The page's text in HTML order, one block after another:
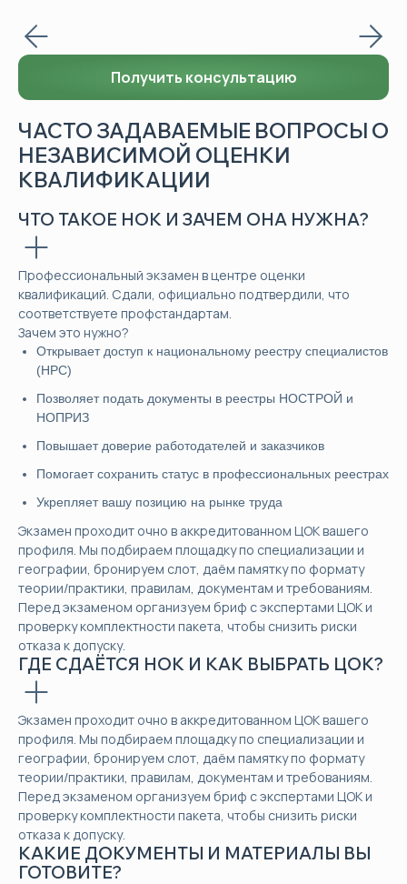
Получить консультацию
ЧАСТО ЗАДАВАЕМЫЕ ВОПРОСЫ О
НЕЗАВИСИМОЙ ОЦЕНКИ
КВАЛИФИКАЦИИ
ЧТО ТАКОЕ НОК И ЗАЧЕМ ОНА НУЖНА?
Профессиональный экзамен в центре оценки
квалификаций. Сдали, официально подтвердили, что
соответствуете профстандартам.
Зачем это нужно?
Открывает доступ к национальному реестру специалистов
(НРС)
Позволяет подать документы в реестры НОСТРОЙ и
НОПРИЗ
Повышает доверие работодателей и заказчиков
Помогает сохранить статус в профессиональных реестрах
Укрепляет вашу позицию на рынке труда
Экзамен проходит очно в аккредитованном ЦОК вашего
профиля. Мы подбираем площадку по специализации и
географии, бронируем слот, даём памятку по формату
теории/практики, правилам, документам и требованиям.
Перед экзаменом организуем бриф с экспертами ЦОК и
проверку комплектности пакета, чтобы снизить риски
отказа к допуску.
ГДЕ СДАЁТСЯ НОК И КАК ВЫБРАТЬ ЦОК?
Экзамен проходит очно в аккредитованном ЦОК вашего
профиля. Мы подбираем площадку по специализации и
географии, бронируем слот, даём памятку по формату
теории/практики, правилам, документам и требованиям.
Перед экзаменом организуем бриф с экспертами ЦОК и
проверку комплектности пакета, чтобы снизить риски
отказа к допуску.
КАКИЕ ДОКУМЕНТЫ И МАТЕРИАЛЫ ВЫ
ГОТОВИТЕ?